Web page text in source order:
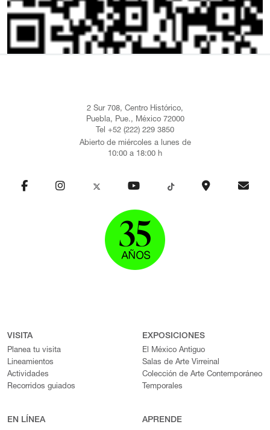
2 Sur 708, Centro Histórico,
Puebla, Pue., México 72000
Tel +52 (222) 229 3850
Abierto de miércoles a lunes de
10:00 a 18:00 h
VISITA
Planea tu visita
Lineamientos
Actividades
Recorridos guiados
EXPOSICIONES
El México Antiguo
Salas de Arte Virreinal
Colección de Arte Contemporáneo
Temporales
EN LÍNEA APRENDE